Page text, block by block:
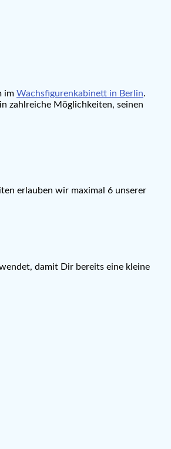
im Wachsfigurenkabinett in Berlin.
zahlreiche Möglichkeiten, seinen
erlauben wir maximal 6 unserer
damit Dir bereits eine kleine